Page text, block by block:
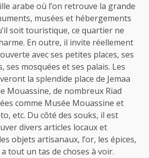
arabe où l’on retrouve la grande
musées et hébergements
soit touristique, ce quartier ne
En outre, il invite réellement
avec ses petites places, ses
ses mosquées et ses palais. Les
la splendide place de Jemaa
Mouassine, de nombreux Riad
comme Musée Mouassine et
etc. Du côté des souks, il est
divers articles locaux et
objets artisanaux, l’or, les épices,
a tout un tas de choses à voir.